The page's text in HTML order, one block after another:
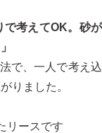
で考えてOK。砂が
で、一人で考え込
りました。
リースです